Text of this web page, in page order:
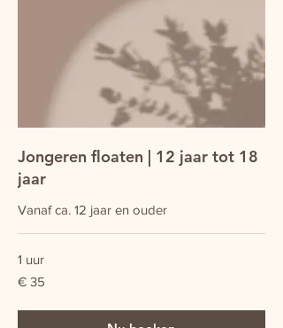
Jongeren floaten | 12 jaar tot 18
jaar
Vanaf ca. 12 jaar en ouder
1 uur
35
euro
€ 35